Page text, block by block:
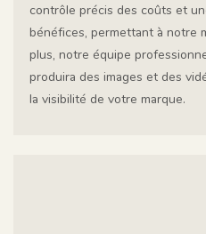
contrôle précis des coûts et
bénéfices, permettant à notre
plus, notre équipe
produira des images et des
la visibilité de votre marque.